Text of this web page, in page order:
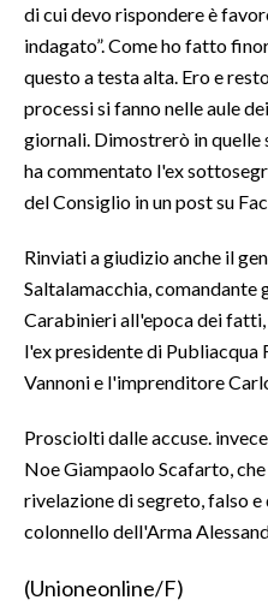
#CARAUNIONE
3 MINUTI CON
INFO AZIENDE
ABBONATI
ANNUNCI
NECROLOGI
PUBBLICITÀ
STORE
di cui devo rispondere è
indagato”. Come ho fatto
questo a testa alta. Ero e
processi si fanno nelle aule
giornali. Dimostrerò in quelle
ha commentato l'ex
del Consiglio in un post su
Rinviati a giudizio anche il
Saltalamacchia, comandante
Carabinieri all'epoca dei
l'ex presidente di Publiacqua
Vannoni e l'imprenditore
Prosciolti dalle accuse.
Noe Giampaolo Scafarto,
rivelazione di segreto, falso
colonnello dell'Arma
(Unioneonline/F)